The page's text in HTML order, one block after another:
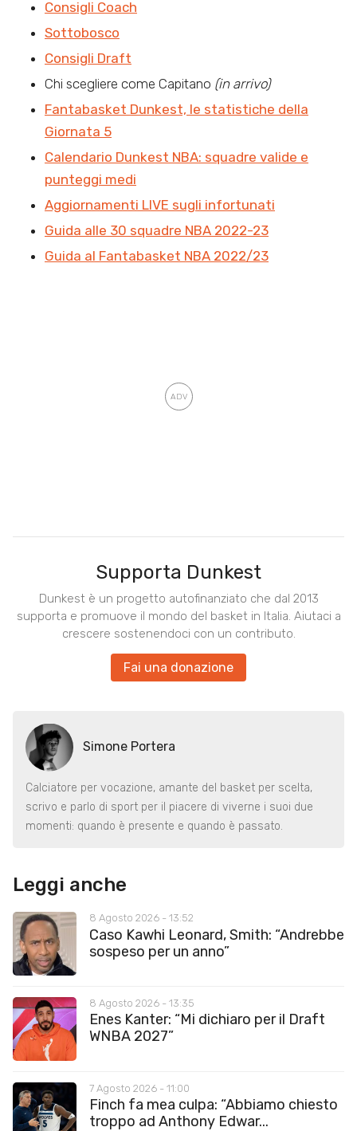
Consigli Coach
Sottobosco
Consigli Draft
Chi scegliere come Capitano (in arrivo)
Fantabasket Dunkest, le statistiche della
Giornata 5
Calendario Dunkest NBA: squadre valide e
punteggi medi
Aggiornamenti LIVE sugli infortunati
Guida alle 30 squadre NBA 2022-23
Guida al Fantabasket NBA 2022/23
Supporta Dunkest
Dunkest è un progetto autofinanziato che dal 2013
supporta e promuove il mondo del basket in Italia. Aiutaci a
crescere sostenendoci con un contributo.
Fai una donazione
Simone Portera
Calciatore per vocazione, amante del basket per scelta,
scrivo e parlo di sport per il piacere di viverne i suoi due
momenti: quando è presente e quando è passato.
Leggi anche
8 Agosto 2026 - 13:52
Caso Kawhi Leonard, Smith: “Andrebbe
sospeso per un anno”
8 Agosto 2026 - 13:35
Enes Kanter: “Mi dichiaro per il Draft
WNBA 2027”
7 Agosto 2026 - 11:00
Finch fa mea culpa: “Abbiamo chiesto
troppo ad Anthony Edwar...